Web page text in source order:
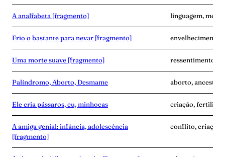
A analfabeta [fragmento] linguagem,
Frio o bastante para nevar [fragmento] envelhecimento,
Uma morte suave [fragmento] ressentimento,
Palíndromo, Aborto, Desmame aborto,
Ele cria pássaros, eu, minhocas criação,
A amiga genial: infância, adolescência
[fragmento]
conflito, criação,